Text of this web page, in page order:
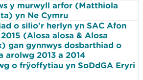
y murwyll arfor (Matthiola
yn Ne Cymru
o silio'r herlyn yn SAC Afon
(Alosa alosa & Alosa
gan gynnwys dosbarthiad o
arolwg 2013 a 2014
o frÿoffytiau yn SoDdGA Eryri